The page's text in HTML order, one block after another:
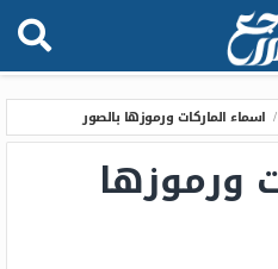
/ اسماء الماركات ورموزها بالصور
ورموزها